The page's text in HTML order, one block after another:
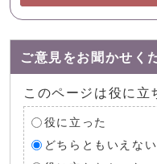
ご意見をお聞かせく
このページは役に立
役に立った
どちらともいえない